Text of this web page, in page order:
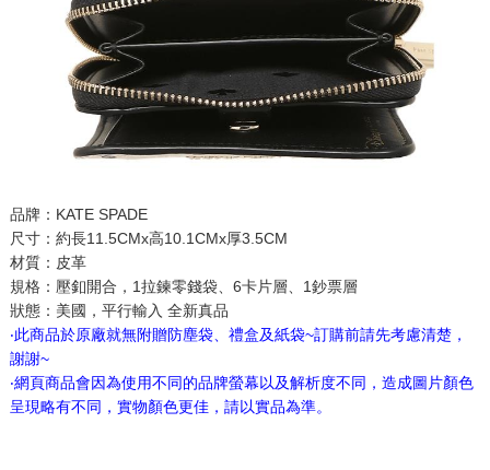
品牌：KATE SPADE
尺寸：約長11.5CMx高10.1CMx厚3.5CM
材質：皮革
規格：壓釦開合，1拉鍊零錢袋、6卡片層、1鈔票層
狀態：美國，平行輸入 全新真品
‧此商品於原廠就無附贈防塵袋、禮盒及紙袋~訂購前請先考慮清楚，
謝謝~
‧網頁商品會因為使用不同的品牌螢幕以及解析度不同，造成圖片顏色
呈現略有不同，實物顏色更佳，請以實品為準。